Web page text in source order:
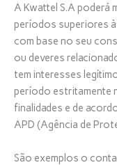
A Kwattel S.A poderá
períodos superiores
com base no seu
ou deveres
tem interesses
período estritamente
finalidades e de
APD (Agência de
São exemplos o